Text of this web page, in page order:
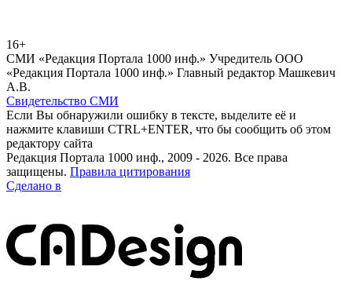
16+
СМИ «Редакция Портала 1000 инф.» Учредитель ООО
«Редакция Портала 1000 инф.» Главный редактор Машкевич
А.В.
Свидетельство СМИ
Если Вы обнаружили ошибку в тексте, выделите её и
нажмите клавиши CTRL+ENTER, что бы сообщить об этом
редактору сайта
Редакция Портала 1000 инф., 2009 - 2026. Все права
защищены. Правила цитирования
Сделано в